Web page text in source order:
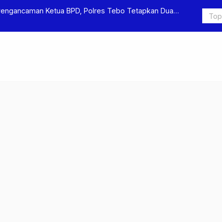
Ketua BPD, Polres Tebo Tetapkan Dua
Polres